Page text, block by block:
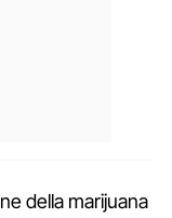
della marijuana